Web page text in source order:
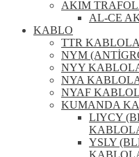
AKIM
AL-CE
KABLO
TTR
NYM
NYY
NYA
NYAF
KUMANDA
LIYCY
YSLY